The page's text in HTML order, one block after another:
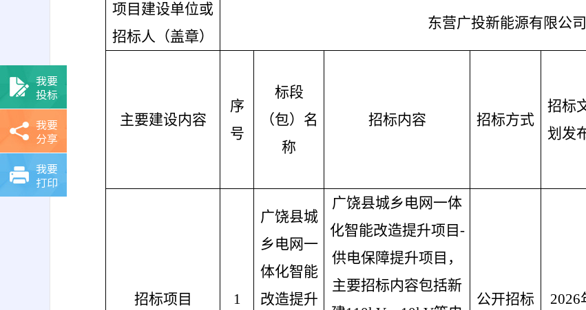
项目建设单位或
招标人（盖章）
东营广投新能源有限公司
主要建设内容
序
号
标段
（包）名
称
招标内容 招标方式
招标
划发
招标项目 1
广饶县城
乡电网一
体化智能
改造提升
广饶县城乡电网一体
化智能改造提升项目 -
供电保障提升项目，
主要招标内容包括新
公开招标 2026
我要
投标
我要
分享
我要
打印